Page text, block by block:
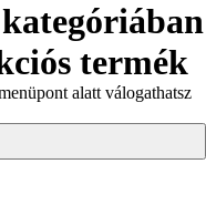
termék
alatt válogathatsz